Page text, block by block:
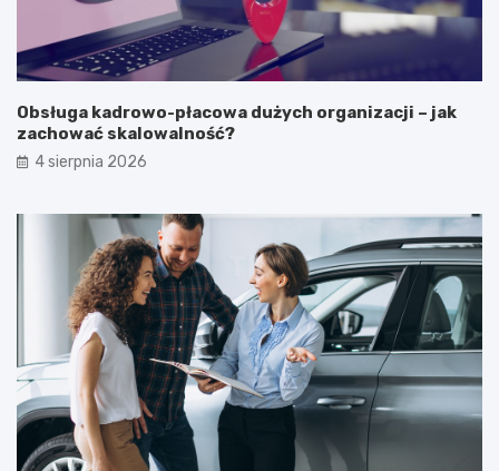
Obsługa kadrowo-płacowa dużych organizacji – jak
zachować skalowalność?
4 sierpnia 2026